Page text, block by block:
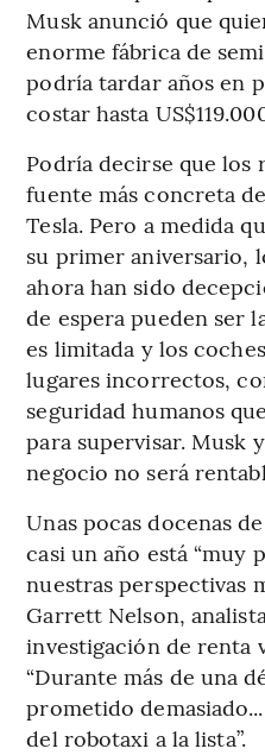
Musk anunció que
enorme fábrica de
podría tardar años en
costar hasta
Podría decirse que los
fuente más concreta
Tesla. Pero a medida
su primer aniversario,
ahora han sido
de espera pueden ser
es limitada y los
lugares incorrectos,
seguridad humanos
para supervisar. Musk
negocio no será
Unas pocas docenas
casi un año está “muy
nuestras perspectivas
Garrett Nelson,
investigación de renta
“Durante más de una
prometido
del robotaxi a la lista”.